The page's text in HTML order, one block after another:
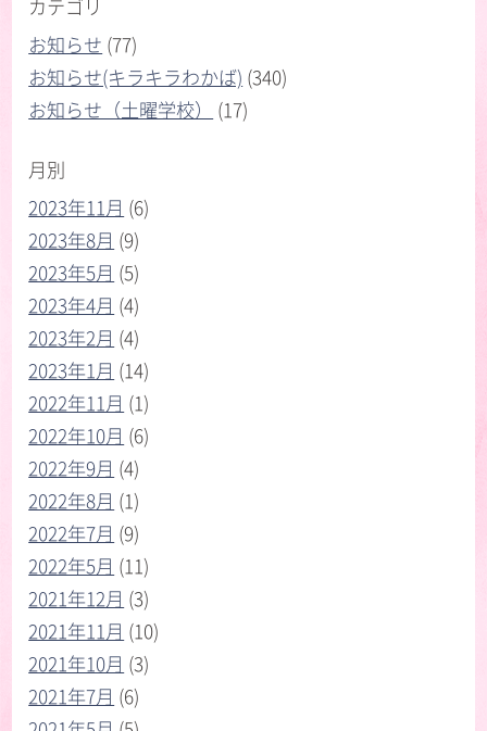
カテゴリ
お知らせ (77)
お知らせ(キラキラわかば) (340)
お知らせ（土曜学校）
(17)
月別
2023年11月 (6)
2023年8月 (9)
2023年5月 (5)
2023年4月 (4)
2023年2月 (4)
2023年1月 (14)
2022年11月 (1)
2022年10月 (6)
2022年9月 (4)
2022年8月 (1)
2022年7月 (9)
2022年5月 (11)
2021年12月 (3)
2021年11月 (10)
2021年10月 (3)
2021年7月 (6)